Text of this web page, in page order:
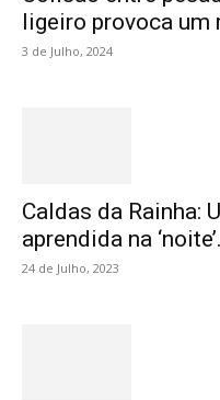
ligeiro provoca um
3 de Julho, 2024
Caldas da Rainha:
aprendida na
24 de Julho, 2023